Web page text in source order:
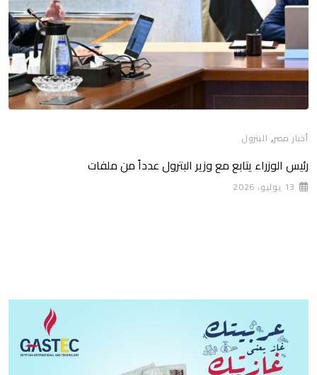
أخبار مصر, البترول
رئيس الوزراء يتابع مع وزير البترول عدداً من ملفات
13 يوليو، 2026